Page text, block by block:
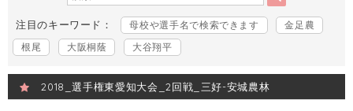
注目のキーワード： 母校や選手名で検索できます
金足農
根尾
大阪桐蔭 大谷翔平
2018_選手権東愛知大会_2回戦_三好-安城農林